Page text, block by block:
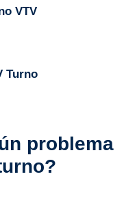
VTV
Turno
problema